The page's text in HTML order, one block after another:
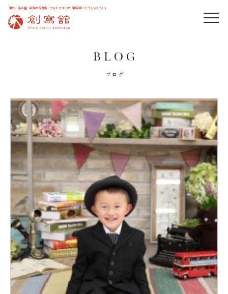
愛知・名古屋・岐阜の写真館・フォトスタジオ「創寫舘（そうしゃかん）」
BLOG
ブログ